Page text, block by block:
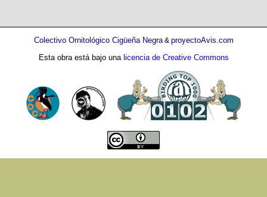
Colectivo Ornitológico Cigüeña Negra& proyectoAvis.com
Esta obra está bajo una licencia de Creative Commons